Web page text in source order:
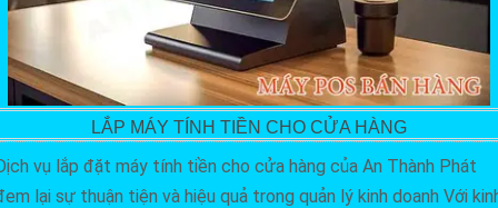
LẮP MÁY TÍNH TIỀN CHO CỬA HÀNG
vụ lắp đặt máy tính tiền cho cửa hàng của An Thành Phát
lại sự thuận tiện và hiệu quả trong quản lý kinh doanh Với